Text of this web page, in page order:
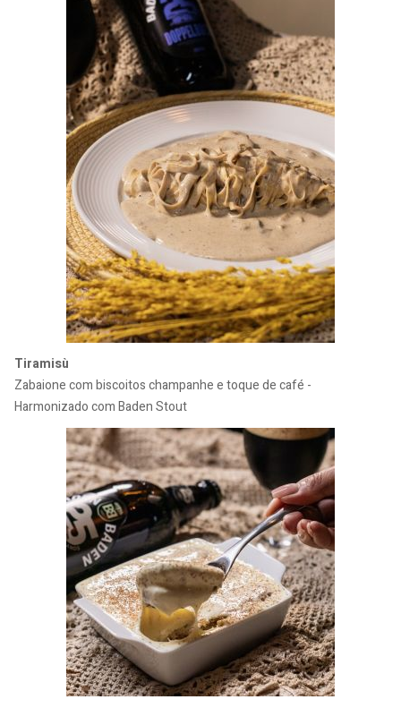
Tiramisù
Zabaione com biscoitos champanhe e toque de café -
Harmonizado com Baden Stout